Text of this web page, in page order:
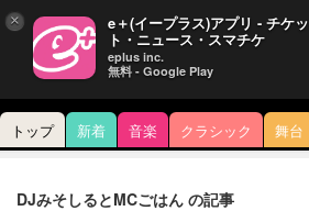
トップ 新着 音楽 クラシック 舞台
DJみそしるとMCごはん の記事
× e＋(イープラス)アプリ - チケッ
ト・ニュース・スマチケ
eplus inc.
無料 - Google Play